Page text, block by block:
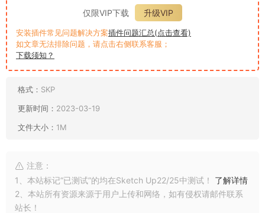
仅限VIP下载
升级VIP
安装插件常见问题解决方案插件问题汇总(点击查看)
如文章无法排除问题，请点击右侧联系客服；
下载须知？
格式： SKP
更新时间： 2023-03-19
文件大小： 1M
注意：
1、本站标记“已测试”的均在Sketch Up22/25中测试！ 了解详情
2、本站所有资源来源于用户上传和网络，如有侵权请邮件联系
站长！